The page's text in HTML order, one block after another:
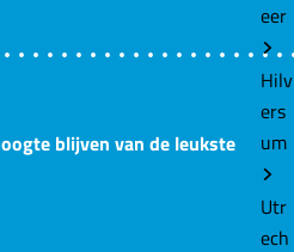
eer
Hilv
ers
um
Utr
ech
blijven van de leukste